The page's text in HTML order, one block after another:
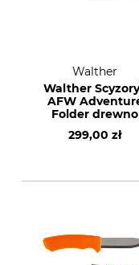
Walther
Walther
AFW
Folder drewno
299,00 zł